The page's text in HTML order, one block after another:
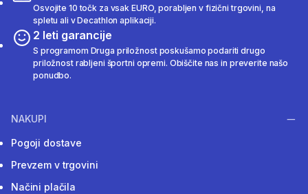
Osvojite 10 točk za vsak EURO, porabljen v fizični trgovini, na
spletu ali v Decathlon aplikaciji.
2 leti garancije
S programom Druga priložnost poskušamo podariti drugo
priložnost rabljeni športni opremi. Obiščite nas in preverite našo
ponudbo.
NAKUPI
Pogoji dostave
Prevzem v trgovini
Načini plačila